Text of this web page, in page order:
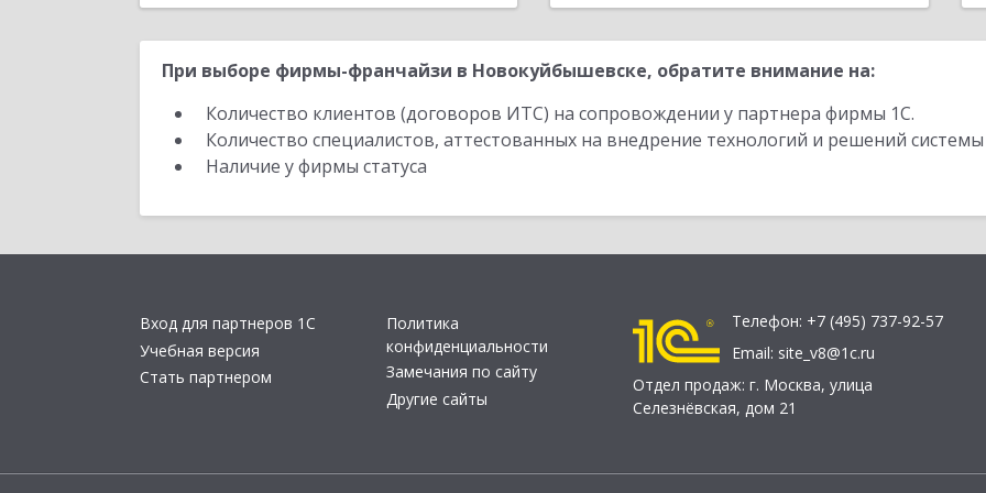
При выборе фирмы-франчайзи в Новокуйбышевске, обратите внимание на:
Количество клиентов (договоров ИТС) на сопровождении у партнера фирмы 1С.
Количество специалистов, аттестованных на внедрение технологий и решений
Наличие у фирмы статуса
Вход для партнеров 1С
Учебная версия
Стать партнером
Политика
конфиденциальности
Замечания по сайту
Другие сайты
Телефон: +7 (495) 737-92-57
Email: site_v8@1c.ru
Отдел продаж: г. Москва, улица
Селезнёвская, дом 21